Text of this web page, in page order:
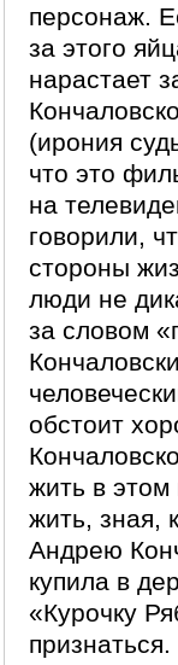
персонаж.
за этого
нарастает
(ирония
что это
на
говорили,
стороны
люди не
за словом
обстоит
жить в этом
жить, зная,
Андрею
купила в
«Курочку